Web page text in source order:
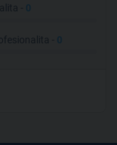
- 0
- 0